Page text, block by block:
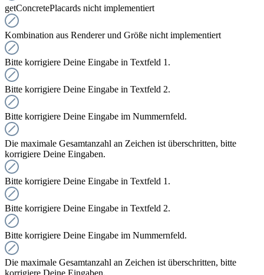
getConcretePlacards nicht implementiert
Kombination aus Renderer und Größe nicht implementiert
Bitte korrigiere Deine Eingabe in Textfeld 1.
Bitte korrigiere Deine Eingabe in Textfeld 2.
Bitte korrigiere Deine Eingabe im Nummernfeld.
Die maximale Gesamtanzahl an Zeichen ist überschritten, bitte
korrigiere Deine Eingaben.
Bitte korrigiere Deine Eingabe in Textfeld 1.
Bitte korrigiere Deine Eingabe in Textfeld 2.
Bitte korrigiere Deine Eingabe im Nummernfeld.
Die maximale Gesamtanzahl an Zeichen ist überschritten, bitte
korrigiere Deine Eingaben.